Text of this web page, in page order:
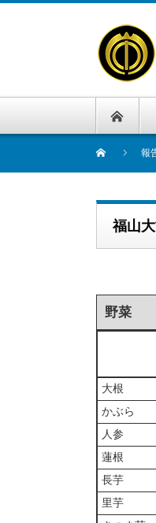
報
福山
野菜
大根
かぶら
人参
蓮根
長芋
里芋